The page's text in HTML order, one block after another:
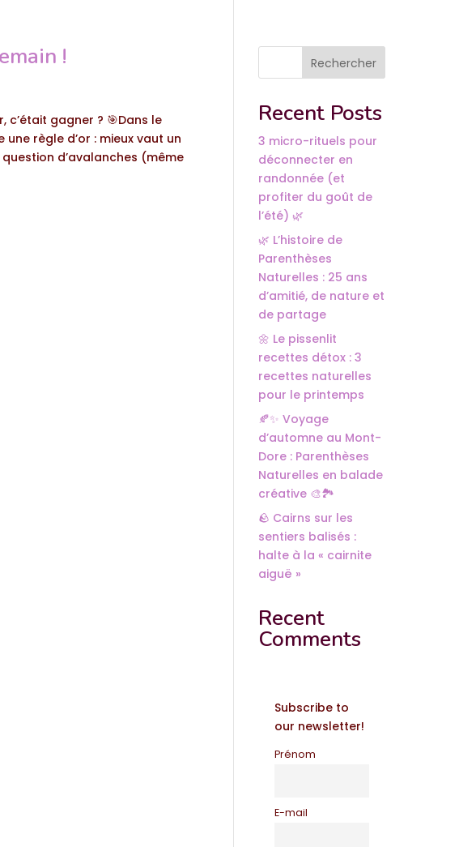
!
c’était gagner ? 🎯Dans le
règle d’or : mieux vaut un
d’avalanches (même
Rechercher
Recent Posts
3 micro-rituels pour
déconnecter en
randonnée (et
profiter du goût de
l’été) 🌿
🌿 L’histoire de
Parenthèses
Naturelles : 25 ans
d’amitié, de nature et
de partage
🌼 Le pissenlit
recettes détox : 3
recettes naturelles
pour le printemps
🍂✨ Voyage
d’automne au Mont-
Dore : Parenthèses
Naturelles en balade
créative 🎨🏞️
🪨 Cairns sur les
sentiers balisés :
halte à la « cairnite
aiguë »
Recent
Comments
Subscribe to
our newsletter!
Prénom
E-mail